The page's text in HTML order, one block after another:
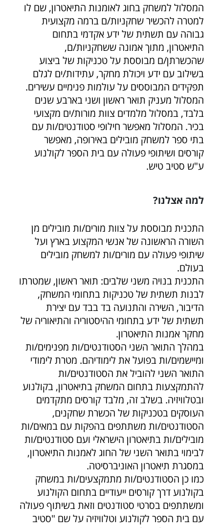
המסלול למשחק בחוג לאומנות התיאטרון, שם לו
למטרה להכשיר שחקניות/ם ברמה מקצועית
גבוהה עם תשתית של ידע אקדמי בתחום
התיאטרון, מתוך אמונה ששחקניות/ם,
שהכשרתן/ם מבוססת על טכניקות של ביצוע
בשילוב עם ידע ויכולת מחקר, עתידות/ים לגלם
תפקידים המבוססים על עולמות פנימיים עשירים.
המסלול מעניק תואר ראשון ושני בארבע שנים
בלבד, במסלול מלמדים צוות מורות/ים מקצועי
בכיר. המסלול מאפשר חילופי סטודנטים/ות עם
בתי ספר למשחק מובילים באירופה, מאפשר
קורסים ושיתופי פעולה עם בית הספר לקולנוע
ע"ש סטיב טיש.
למה אצלנו?
התכנית מבוססת על צוות מורים/ות מובילים מן
השורה הראשונה של אנשי המקצוע בארץ ועל
שיתופי פעולה עם מורים/ות למשחק מובילים
בעולם.
התכנית בנויה משני שלבים: תואר ראשון, שמטרתו
לבנות תשתית של טכניקות בתחומי המשחק,
הדיבור, השירה והתנועה בד בבד עם יצירת
תשתית של ידע בתחומי ההיסטוריה והתיאוריה של
מחקר אמנות התיאטרון.
במהלך התואר השני הסטודנטים/ות מפנימים/ות
ומיישמים/ות בפועל את לימודיהם. מטרת לימודי
התואר השני להוביל את הסטודנטים/ות
להתמקצעות בתחום המשחק בתיאטרון, בקולנוע
ובטלוויזיה. בשלב זה, מלבד קורסים מתקדמים
העוסקים בטכניקות של הכשרת שחקנים,
הסטודנטים/ות משתתפים בהפקות עם במאים/ות
מובילים/ות בתיאטרון הישראלי ועם סטודנטים/ות
לבימוי בתואר השני של החוג לאמנות התיאטרון,
במסגרת תיאטרון האוניברסיטה.
כמו כן הסטודנטים/ות מתמקצעים/ות במשחק
בקולנוע דרך קורסים ייעודיים בתחום הקולנוע
ומשתתפים בסרטי סטודנטים וזאת בשיתוף פעולה
עם בית הספר לקולנוע וטלוויזיה על שם "סטיב